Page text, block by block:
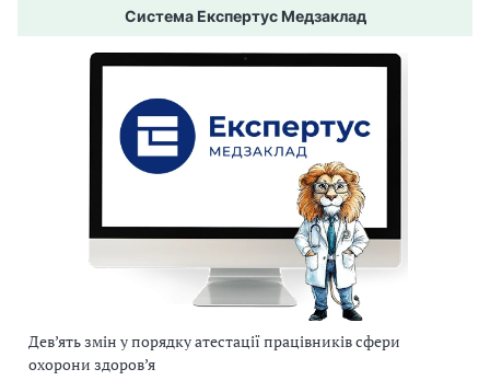
Система Експертус Медзаклад
Дев’ять змін у порядку атестації працівників сфери
охорони здоров’я